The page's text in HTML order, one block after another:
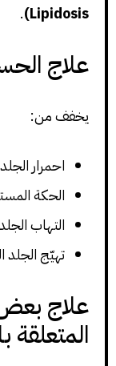
Lipidosis)
.
علاج
يخفف من:
احمرار
الحكة
التهاب
تهيّج الجلد
علاج
المتعلقة